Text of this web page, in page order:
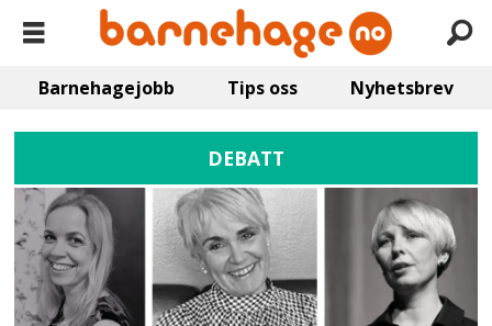
Barnehagejobb Tips oss Nyhetsbrev
DEBATT